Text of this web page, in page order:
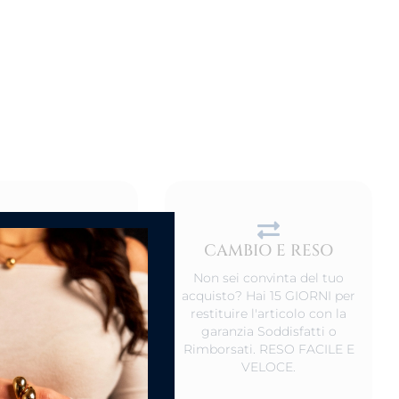
PRODOTTO
non indossati,
in un luogo
ed al riparo da luce
Va bene anche
CAMBIO E RESO
Non sei convinta del tuo
acquisto? Hai 15 GIORNI per
restituire l'articolo con la
garanzia Soddisfatti o
Rimborsati. RESO FACILE E
VELOCE.